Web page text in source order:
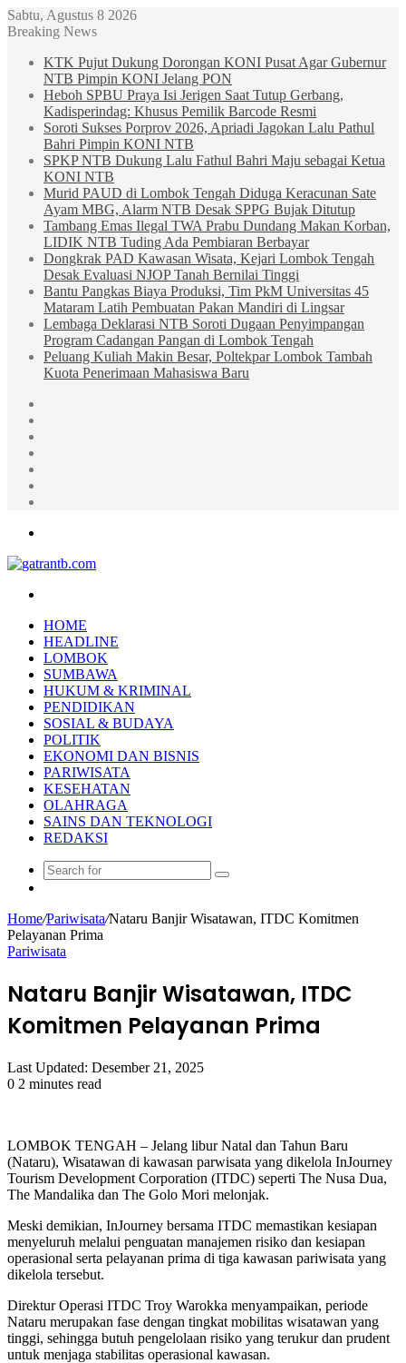
Sabtu, Agustus 8 2026
Breaking News
KTK Pujut Dukung Dorongan KONI Pusat Agar Gubernur
NTB Pimpin KONI Jelang PON
Heboh SPBU Praya Isi Jerigen Saat Tutup Gerbang,
Kadisperindag: Khusus Pemilik Barcode Resmi
Soroti Sukses Porprov 2026, Apriadi Jagokan Lalu Pathul
Bahri Pimpin KONI NTB
SPKP NTB Dukung Lalu Fathul Bahri Maju sebagai Ketua
KONI NTB
Murid PAUD di Lombok Tengah Diduga Keracunan Sate
Ayam MBG, Alarm NTB Desak SPPG Bujak Ditutup
Tambang Emas Ilegal TWA Prabu Dundang Makan Korban,
LIDIK NTB Tuding Ada Pembiaran Berbayar
Dongkrak PAD Kawasan Wisata, Kejari Lombok Tengah
Desak Evaluasi NJOP Tanah Bernilai Tinggi
Bantu Pangkas Biaya Produksi, Tim PkM Universitas 45
Mataram Latih Pembuatan Pakan Mandiri di Lingsar
Lembaga Deklarasi NTB Soroti Dugaan Penyimpangan
Program Cadangan Pangan di Lombok Tengah
Peluang Kuliah Makin Besar, Poltekpar Lombok Tambah
Kuota Penerimaan Mahasiswa Baru
HOME
HEADLINE
LOMBOK
SUMBAWA
HUKUM & KRIMINAL
PENDIDIKAN
SOSIAL & BUDAYA
POLITIK
EKONOMI DAN BISNIS
PARIWISATA
KESEHATAN
OLAHRAGA
SAINS DAN TEKNOLOGI
REDAKSI
Search
Home/Pariwisata/Nataru Banjir Wisatawan, ITDC Komitmen
Pelayanan Prima
Pariwisata
Nataru Banjir Wisatawan, ITDC
Komitmen Pelayanan Prima
Last Updated: Desember 21, 2025
0 2 minutes read
LOMBOK TENGAH – Jelang libur Natal dan Tahun Baru
(Nataru), Wisatawan di kawasan parwisata yang dikelola InJourney
Tourism Development Corporation (ITDC) seperti The Nusa Dua,
The Mandalika dan The Golo Mori melonjak.
Meski demikian, InJourney bersama ITDC memastikan kesiapan
menyeluruh melalui penguatan manajemen risiko dan kesiapan
operasional serta pelayanan prima di tiga kawasan pariwisata yang
dikelola tersebut.
Direktur Operasi ITDC Troy Warokka menyampaikan, periode
Nataru merupakan fase dengan tingkat mobilitas wisatawan yang
tinggi, sehingga butuh pengelolaan risiko yang terukur dan prudent
untuk menjaga stabilitas operasional kawasan.